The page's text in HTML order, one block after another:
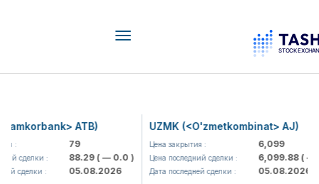
Toggle
ATB)
: 88.29( — 0.0 )
: 05.08.2026
UZMK (<O'zmetkombinat> AJ)
Цена закрытия : 6,099
Цена последний сделки : 6,099.88( — 0.0 )
Дата последней сделки : 05.08.2026